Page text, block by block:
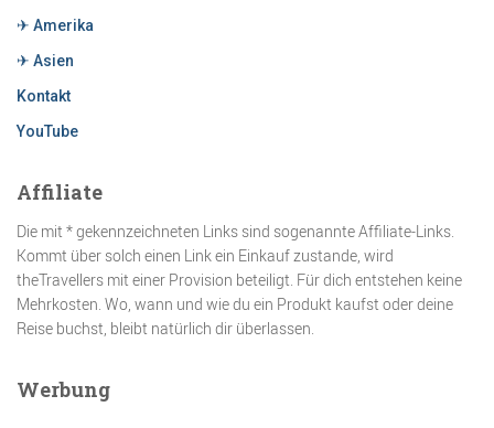
✈ Amerika
✈ Asien
Kontakt
YouTube
Affiliate
Die mit * gekennzeichneten Links sind sogenannte Affiliate-Links.
Kommt über solch einen Link ein Einkauf zustande, wird
theTravellers mit einer Provision beteiligt. Für dich entstehen keine
Mehrkosten. Wo, wann und wie du ein Produkt kaufst oder deine
Reise buchst, bleibt natürlich dir überlassen.
Werbung